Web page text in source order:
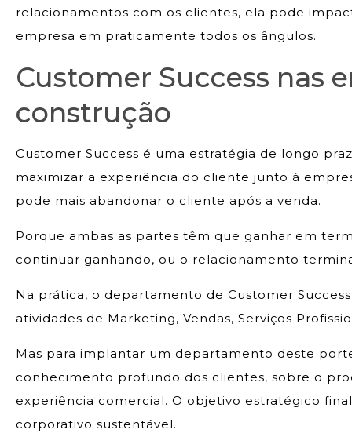
relacionamentos com os clientes, ela pode
empresa em praticamente todos os ângulos.
Customer Success nas
construção
Customer Success é uma estratégia de longo
maximizar a experiência do cliente junto à
pode mais abandonar o cliente após a venda.
Porque ambas as partes têm que ganhar em
continuar ganhando, ou o relacionamento
Na prática, o departamento de Customer
atividades de Marketing, Vendas, Serviços
Mas para implantar um departamento deste
conhecimento profundo dos clientes, sobre o
experiência comercial. O objetivo estratégico
corporativo sustentável.